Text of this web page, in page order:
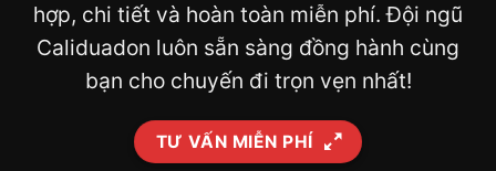
hợp, chi tiết và hoàn toàn miễn phí. Đội ngũ
Caliduadon luôn sẵn sàng đồng hành cùng
bạn cho chuyến đi trọn vẹn nhất!
TƯ VẤN MIỄN PHÍ